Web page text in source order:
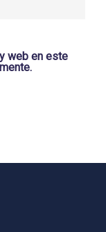
web en este